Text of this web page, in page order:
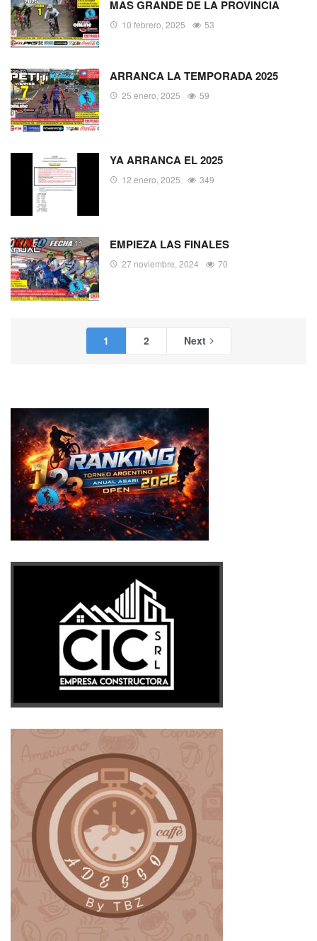
MAS GRANDE DE LA PROVINCIA
10 febrero, 2025 53
ARRANCA LA TEMPORADA 2025
25 enero, 2025 59
YA ARRANCA EL 2025
12 enero, 2025 349
EMPIEZA LAS FINALES
27 noviembre, 2024 70
1 2 Next